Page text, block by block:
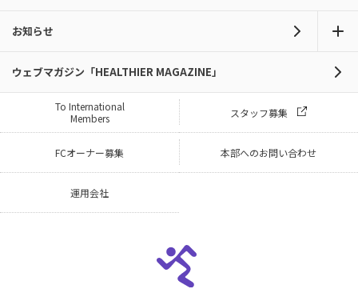
お知らせ
ウェブマガジン「HEALTHIER MAGAZINE」
To International
Members
スタッフ募集
FCオーナー募集 本部へのお問い合わせ
運用会社